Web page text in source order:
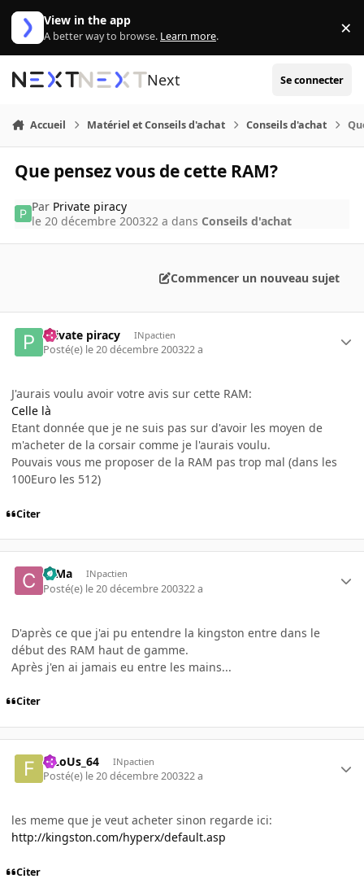
Aller au contenu
View in the app
A better way to browse. Learn more. ×
Next Se connecter
Accueil Matériel et Conseils d'achat Conseils d'achat
Que pensez vous de cette RAM?
Par Private piracy
le 20 décembre 200322 a dans Conseils d'achat
Commencer un nouveau sujet
Private piracy INpactien
Posté(e) le 20 décembre 200322 a
J'aurais voulu avoir votre avis sur cette RAM:
Celle là
Etant donnée que je ne suis pas sur d'avoir les moyen de
m'acheter de la corsair comme je l'aurais voulu.
Pouvais vous me proposer de la RAM pas trop mal (dans les
100Euro les 512)
Citer
c0Ma INpactien
Posté(e) le 20 décembre 200322 a
D'après ce que j'ai pu entendre la kingston entre dans le
début des RAM haut de gamme.
Après j'en ai jamais eu entre les mains...
Citer
FiLoUs_64 INpactien
Posté(e) le 20 décembre 200322 a
les meme que je veut acheter sinon regarde ici:
http://kingston.com/hyperx/default.asp
Citer